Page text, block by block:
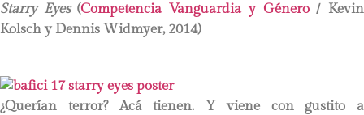
Starry Eyes(Competencia Vanguardia y Género/ Kevin
Kolsch y Dennis Widmyer, 2014)
¿Querían terror? Acá tienen. Y viene con gustito a